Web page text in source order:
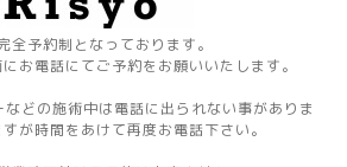
全予約制となっております。
お電話にてご予約をお願いいたします。
どの施術中は電話に出られない事がありま
が時間をあけて再度お電話下さい。